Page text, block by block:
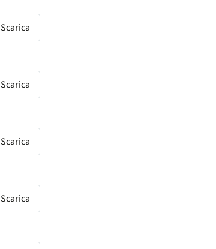
Scarica
Scarica
Scarica
Scarica